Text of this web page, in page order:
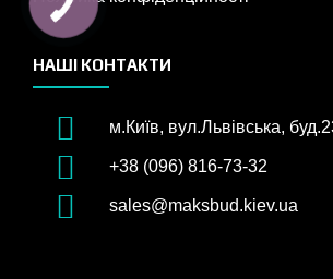
НАШІ КОНТАКТИ
м.Київ, вул.Львівська,
+38 (096) 816-73-32
sales@maksbud.kiev.ua